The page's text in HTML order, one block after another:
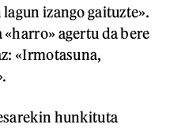
izango gaituzte».
agertu da bere
«Irmotasuna,
hunkituta